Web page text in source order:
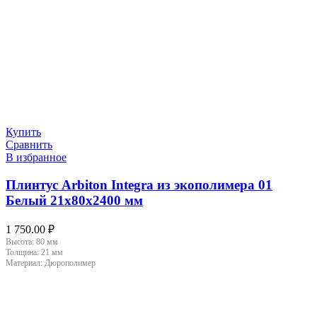
Купить
Сравнить
В избранное
Плинтус Arbiton Integra из экополимера 01
Белый 21х80х2400 мм
1 750.00 ₽
Высота: 80 мм
Толщина: 21 мм
Материал: Дюрополимер